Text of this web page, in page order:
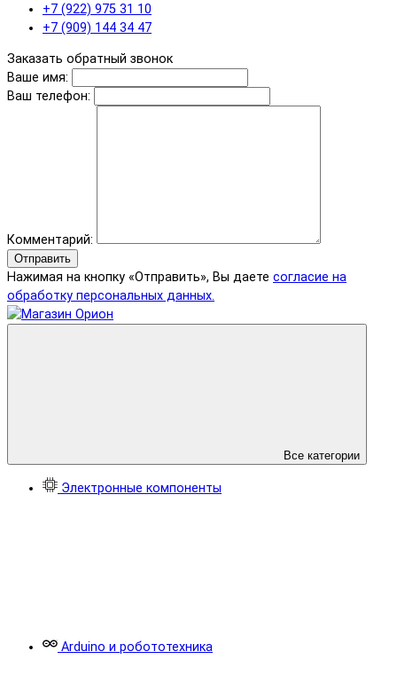
+7 (922) 975 31 10
+7 (909) 144 34 47
Заказать обратный звонок
Ваше имя:
Ваш телефон:
Комментарий:
Отправить
Нажимая на кнопку «Отправить», Вы даете согласие на
обработку персональных данных.
Все категории
Электронные компоненты
Arduino и робототехника